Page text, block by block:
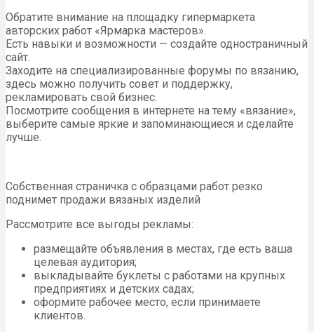
Обратите внимание на площадку гипермаркета
авторских работ «Ярмарка мастеров».
Есть навыки и возможности — создайте одностраничный
сайт.
Заходите на специализированные форумы по вязанию,
здесь можно получить совет и поддержку,
рекламировать свой бизнес.
Посмотрите сообщения в интернете на тему «вязание»,
выберите самые яркие и запоминающиеся и сделайте
лучше.
Собственная страничка с образцами работ резко
поднимет продажи вязаных изделий
Рассмотрите все выгоды рекламы:
размещайте объявления в местах, где есть ваша
целевая аудитория;
выкладывайте буклеты с работами на крупных
предприятиях и детских садах;
оформите рабочее место, если принимаете
клиентов.